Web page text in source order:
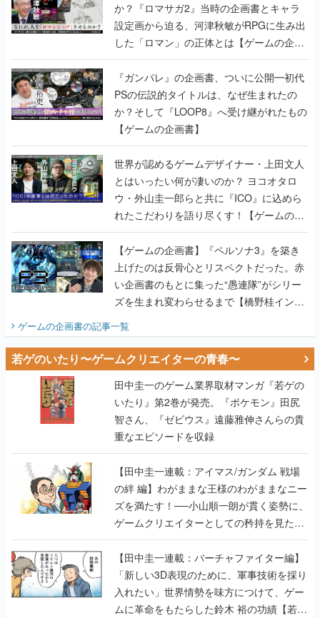
か？『ロマサガ2』当時の企画書とキャラ
設定画から迫る、河津秋敏がRPGに生み出
した「ロマン」の正体とは【ゲームの企画
書】
『ガンパレ』の企画書、ついに公開━初代
PSの伝説的タイトルは、なぜ生まれたの
か？そして『LOOP8』へ受け継がれたもの
【ゲームの企画書】
世界が認めるゲームデザイナー・上田文人
とはいったい何が凄いのか？ ヨコオタロ
ウ・外山圭一郎らと共に『ICO』に込めら
れたこだわりを語り尽くす！【ゲームの企
画書】
【ゲームの企画書】『ペルソナ3』を築き
上げたのは反骨心とリスペクトだった。赤
い企画書のもとに集った“愚連隊”がシリー
ズを生まれ変わらせるまで【橋野桂インタ
ビュー】
ゲームの企画書の記事一覧
若ゲのいたり〜ゲームクリエイターの青春〜
田中圭一のゲーム業界取材マンガ『若ゲの
いたり』第2巻が発売。『ポケモン』田尻
智さん、『ゼビウス』遠藤雅伸さんらの貴
重なエピソードを収録
【田中圭一連載：アイマス/ガンダム 戦場
の絆 編】わがままな王様のわがままなニー
ズを満たす！──小山順一朗が貫く姿勢に、
ゲームクリエイターとしての矜持を見た
【若ゲのいたり最終回】
【田中圭一連載：バーチャファイター編】
「新しい3D表現のために、軍事技術を採り
入れたい」世界情勢を味方につけて、ゲー
ムに革命をもたらした鈴木 裕の功績【若ゲ